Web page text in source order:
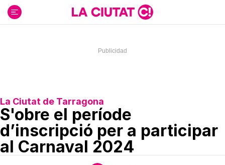
contenido
La Ciutat de Tarragona
S'obre el període
d’inscripció per a participar
al Carnaval 2024